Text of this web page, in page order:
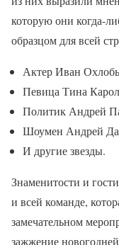
которую они когда-
образцом для всей
Актер Иван
Певица Тина
Политик Андрей
Шоумен Андрей
И другие звезды.
Знаменитости и
и всей команде,
замечательном
зажжение